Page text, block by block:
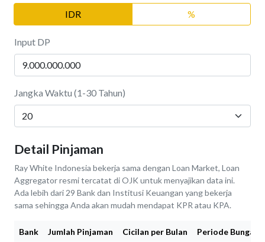
IDR
%
Input DP
Jangka Waktu (1-30 Tahun)
Detail Pinjaman
Ray White Indonesia bekerja sama dengan Loan Market, Loan
Aggregator resmi tercatat di OJK untuk menyajikan data ini.
Ada lebih dari 29 Bank dan Institusi Keuangan yang bekerja
sama sehingga Anda akan mudah mendapat KPR atau KPA.
Bank Jumlah Pinjaman Cicilan per Bulan Periode Bunga